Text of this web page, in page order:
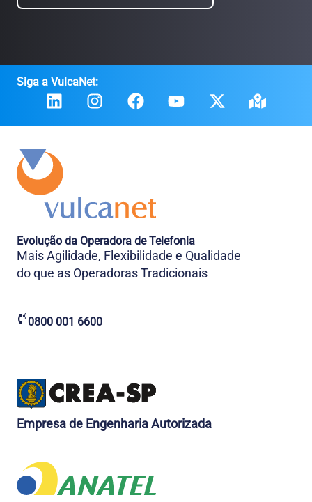
Siga a VulcaNet:
Evolução da Operadora de Telefonia
Mais Agilidade, Flexibilidade e Qualidade
do que as Operadoras Tradicionais
0800 001 6600
Empresa de Engenharia Autorizada